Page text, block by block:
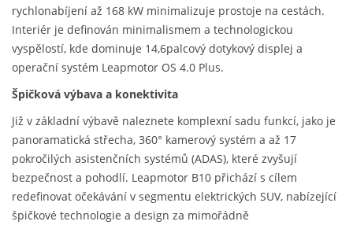
rychlonabíjení až 168 kW minimalizuje prostoje na cestách.
Interiér je definován minimalismem a technologickou
vyspělostí, kde dominuje 14,6palcový dotykový displej a
operační systém Leapmotor OS 4.0 Plus.
Špičková výbava a konektivita
Již v základní výbavě naleznete komplexní sadu funkcí, jako je
panoramatická střecha, 360° kamerový systém a až 17
pokročilých asistenčních systémů (ADAS), které zvyšují
bezpečnost a pohodlí. Leapmotor B10 přichází s cílem
redefinovat očekávání v segmentu elektrických SUV, nabízející
špičkové technologie a design za mimořádně